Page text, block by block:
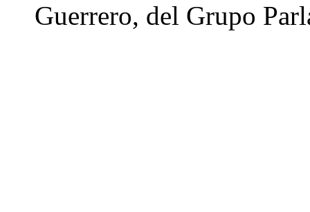
Guerrero, del Grupo